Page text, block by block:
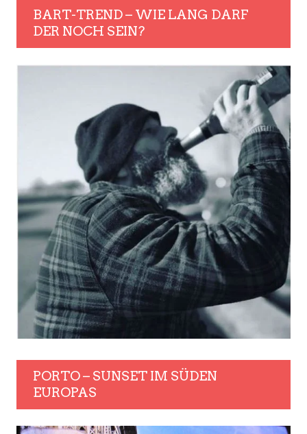
BART-TREND – WIE LANG DARF
DER NOCH SEIN?
PORTO – SUNSET IM SÜDEN
EUROPAS